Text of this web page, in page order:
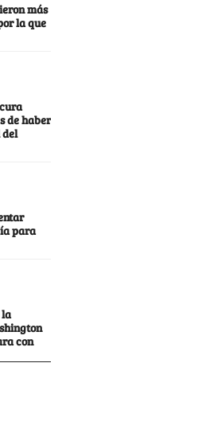
más
la que
de haber
del
para
la
con